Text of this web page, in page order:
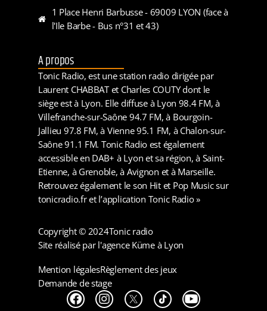
1 Place Henri Barbusse - 69009 LYON (face à
l'Ile Barbe - Bus n°31 et 43)
A propos
Tonic Radio, est une station radio dirigée par
Laurent CHABBAT et Charles COUTY dont le
siège est à Lyon. Elle diffuse à Lyon 98.4 FM, à
Villefranche-sur-Saône 94.7 FM, à Bourgoin-
Jallieu 97.8 FM, à Vienne 95.1 FM, à Chalon-sur-
Saône 91.1 FM. Tonic Radio est également
accessible en DAB+ à Lyon et sa région, à Saint-
Etienne, à Grenoble, à Avignon et à Marseille.
Retrouvez également le son Hit et Pop Music sur
tonicradio.fr et l’application Tonic Radio »
Copyright © 2024Tonic radio
Site réalisé par l'agence Küme à Lyon
Mention légalesRèglement des jeux
Demande de stage